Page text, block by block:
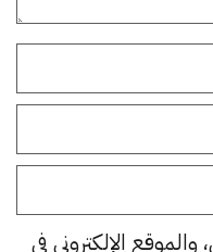
الإلكتروني في